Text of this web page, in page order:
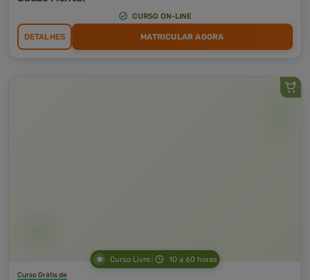
CURSO ON-LINE
DETALHES MATRICULAR AGORA
Curso Livre 10 a 60 horas
Curso Grátis de